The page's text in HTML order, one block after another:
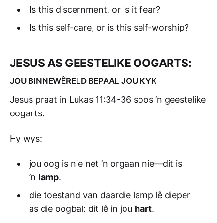
Is this discernment, or is it fear?
Is this self-care, or is this self-worship?
JESUS AS GEESTELIKE OOGARTS:
JOU BINNEWÊRELD BEPAAL JOU KYK
Jesus praat in Lukas 11:34-36 soos ’n geestelike
oogarts.
Hy wys:
jou oog is nie net ’n orgaan nie—dit is
’n lamp.
die toestand van daardie lamp lê dieper
as die oogbal: dit lê in jou hart.